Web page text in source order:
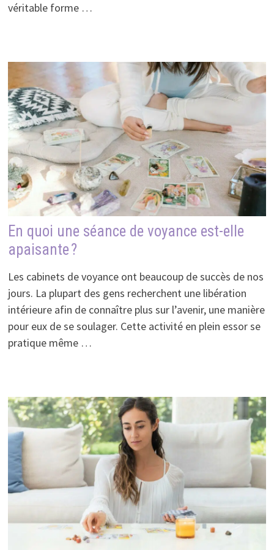
véritable forme …
En quoi une séance de voyance est-elle
apaisante ?
Les cabinets de voyance ont beaucoup de succès de nos
jours. La plupart des gens recherchent une libération
intérieure afin de connaître plus sur l’avenir, une manière
pour eux de se soulager. Cette activité en plein essor se
pratique même …